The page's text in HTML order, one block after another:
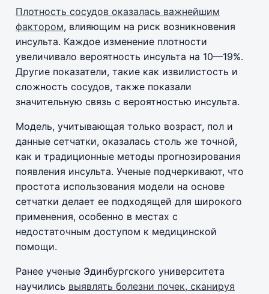
Плотность сосудов оказалась важнейшим
фактором, влияющим на риск возникновения
инсульта. Каждое изменение плотности
увеличивало вероятность инсульта на 10—19%.
Другие показатели, такие как извилистость и
сложность сосудов, также показали
значительную связь с вероятностью инсульта.
Модель, учитывающая только возраст, пол и
данные сетчатки, оказалась столь же точной,
как и традиционные методы прогнозирования
появления инсульта. Ученые подчеркивают, что
простота использования модели на основе
сетчатки делает ее подходящей для широкого
применения, особенно в местах с
недостаточным доступом к медицинской
помощи.
Ранее ученые Эдинбургского университета
научились выявлять болезни почек, сканируя